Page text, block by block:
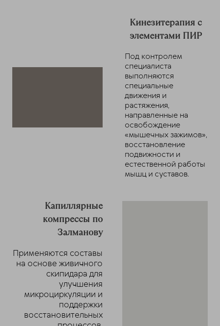
Кинезитерапия с
элементами ПИР
Под контролем
специалиста
выполняются
специальные
движения и
растяжения,
направленные на
освобождение
«мышечных зажимов»,
восстановление
подвижности и
естественной работы
мышц и суставов.
Капиллярные
компрессы по
Залманову
Применяются составы
на основе живичного
скипидара для
улучшения
микроциркуляции и
поддержки
восстановительных